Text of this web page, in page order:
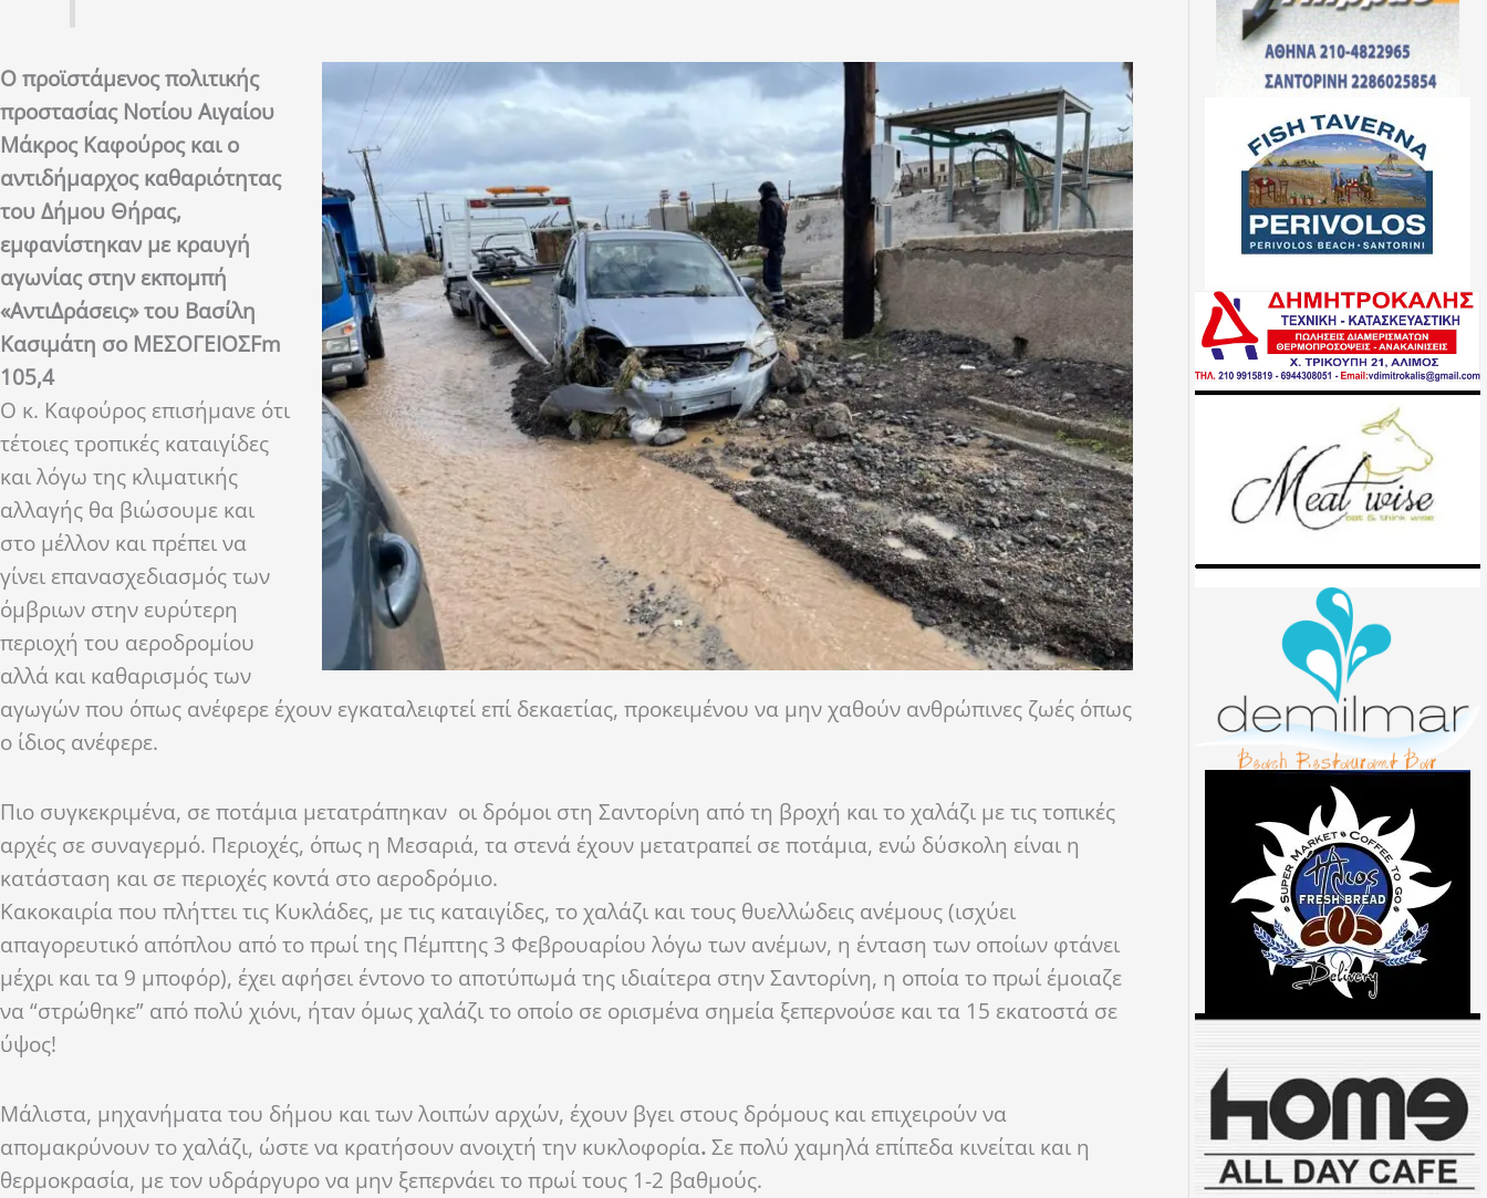
Ο προϊστάμενος πολιτικής
προστασίας Νοτίου Αιγαίου
Μάκρος Καφούρος και ο
αντιδήμαρχος καθαριότητας
του Δήμου Θήρας,
εμφανίστηκαν με κραυγή
αγωνίας στην εκπομπή
«ΑντιΔράσεις» του Βασίλη
Κασιμάτη σο ΜΕΣΟΓΕΙΟΣFm
105,4
Ο κ. Καφούρος επισήμανε ότι
τέτοιες τροπικές καταιγίδες
και λόγω της κλιματικής
αλλαγής θα βιώσουμε και
στο μέλλον και πρέπει να
γίνει επανασχεδιασμός των
όμβριων στην ευρύτερη
περιοχή του αεροδρομίου
αλλά και καθαρισμός των
αγωγών που όπως ανέφερε έχουν εγκαταλειφτεί επί δεκαετίας, προκειμένου να μην χαθούν ανθρώπινες ζωές όπως
ο ίδιος ανέφερε.
Πιο συγκεκριμένα, σε ποτάμια μετατράπηκαν οι δρόμοι στη Σαντορίνη από τη βροχή και το χαλάζι με τις τοπικές
αρχές σε συναγερμό. Περιοχές, όπως η Μεσαριά, τα στενά έχουν μετατραπεί σε ποτάμια, ενώ δύσκολη είναι η
κατάσταση και σε περιοχές κοντά στο αεροδρόμιο.
Κακοκαιρία που πλήττει τις Κυκλάδες, με τις καταιγίδες, το χαλάζι και τους θυελλώδεις ανέμους (ισχύει
απαγορευτικό απόπλου από το πρωί της Πέμπτης 3 Φεβρουαρίου λόγω των ανέμων, η ένταση των οποίων φτάνει
μέχρι και τα 9 μποφόρ), έχει αφήσει έντονο το αποτύπωμά της ιδιαίτερα στην Σαντορίνη, η οποία το πρωί έμοιαζε
να “στρώθηκε” από πολύ χιόνι, ήταν όμως χαλάζι το οποίο σε ορισμένα σημεία ξεπερνούσε και τα 15 εκατοστά σε
ύψος!
Μάλιστα, μηχανήματα του δήμου και των λοιπών αρχών, έχουν βγει στους δρόμους και επιχειρούν να
απομακρύνουν το χαλάζι, ώστε να κρατήσουν ανοιχτή την κυκλοφορία.Σε πολύ χαμηλά επίπεδα κινείται και η
θερμοκρασία, με τον υδράργυρο να μην ξεπερνάει το πρωί τους 1-2 βαθμούς.